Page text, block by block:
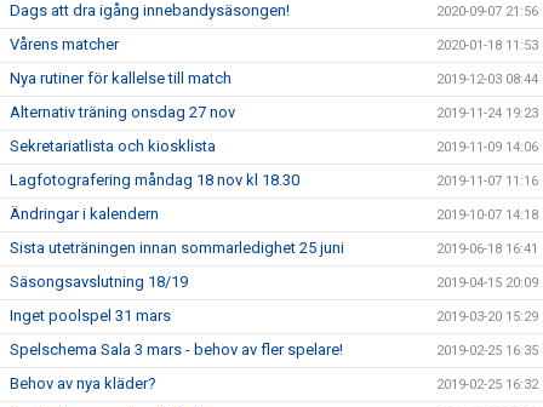
Dags att dra igång innebandysäsongen! 2020-09-07 21:56
Vårens matcher 2020-01-18 11:53
Nya rutiner för kallelse till match 2019-12-03 08:44
Alternativ träning onsdag 27 nov 2019-11-24 19:23
Sekretariatlista och kiosklista 2019-11-09 14:06
Lagfotografering måndag 18 nov kl 18.30 2019-11-07 11:16
Ändringar i kalendern 2019-10-07 14:18
Sista uteträningen innan sommarledighet 25 juni 2019-06-18 16:41
Säsongsavslutning 18/19 2019-04-15 20:09
Inget poolspel 31 mars 2019-03-20 15:29
Spelschema Sala 3 mars - behov av fler spelare! 2019-02-25 16:35
Behov av nya kläder? 2019-02-25 16:32